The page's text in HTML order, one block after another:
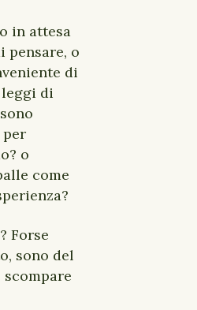
in attesa
pensare, o
di
leggi di
o
come
Forse
sono del